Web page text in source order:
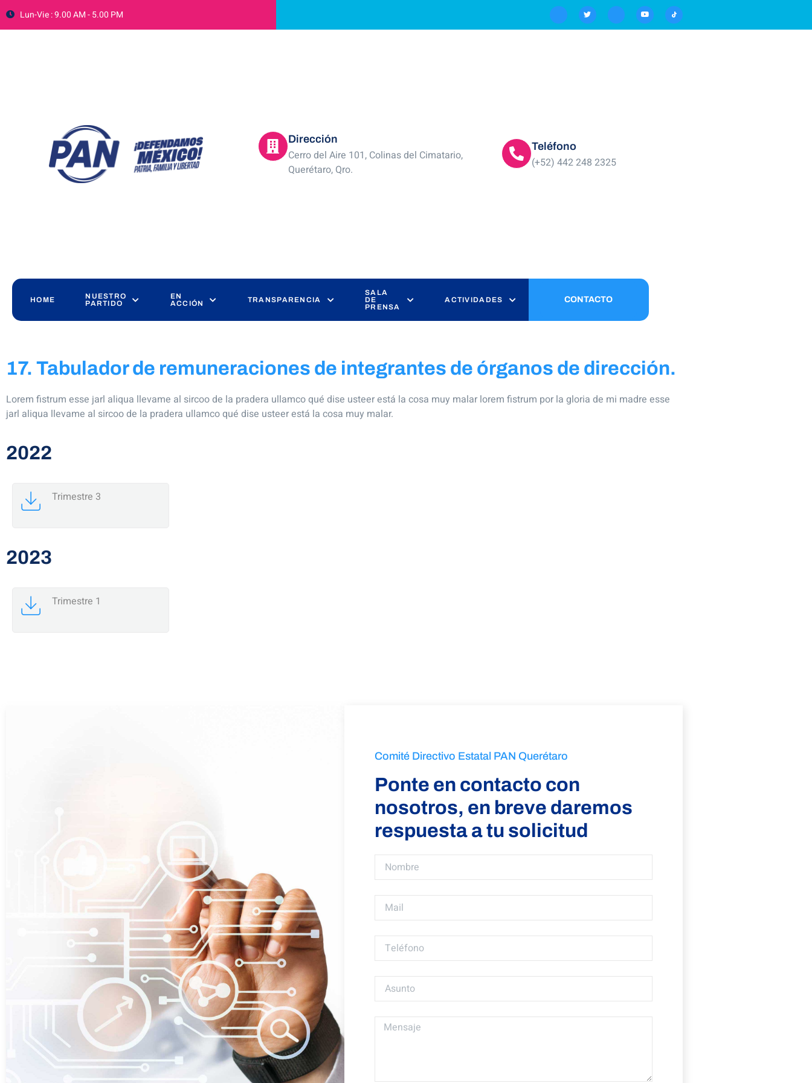
Lun-Vie : 9.00 AM - 5.00 PM
Dirección
Cerro del Aire 101, Colinas del Cimatario,
Querétaro, Qro.
Teléfono
(+52) 442 248 2325
HOME
NUESTRO
PARTIDO
EN
ACCIÓN
TRANSPARENCIA
SALA
DE
PRENSA
ACTIVIDADES CONTACTO
17. Tabulador de remuneraciones de integrantes de órganos de dirección.
Lorem fistrum esse jarl aliqua llevame al sircoo de la pradera ullamco qué dise usteer está la cosa muy malar lorem fistrum por la gloria de mi madre esse
jarl aliqua llevame al sircoo de la pradera ullamco qué dise usteer está la cosa muy malar.
2022
Trimestre 3
2023
Trimestre 1
Comité Directivo Estatal PAN Querétaro
Ponte en contacto con
nosotros, en breve daremos
respuesta a tu solicitud